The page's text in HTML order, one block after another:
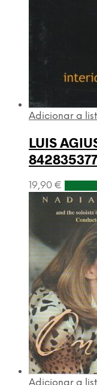
Adicionar a
LUIS
19,90 €